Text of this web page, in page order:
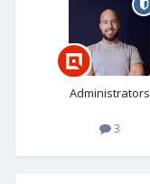
Administrators
3